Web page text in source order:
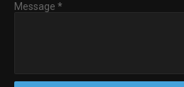
Message *